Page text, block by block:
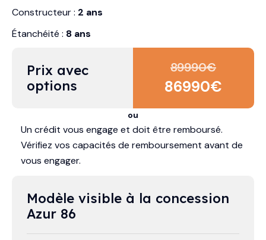
Constructeur : 2 ans
Étanchéité : 8 ans
Prix avec
options
89990€
86990€
ou
Un crédit vous engage et doit être remboursé.
Vérifiez vos capacités de remboursement avant de
vous engager.
Modèle visible à la concession
Azur 86